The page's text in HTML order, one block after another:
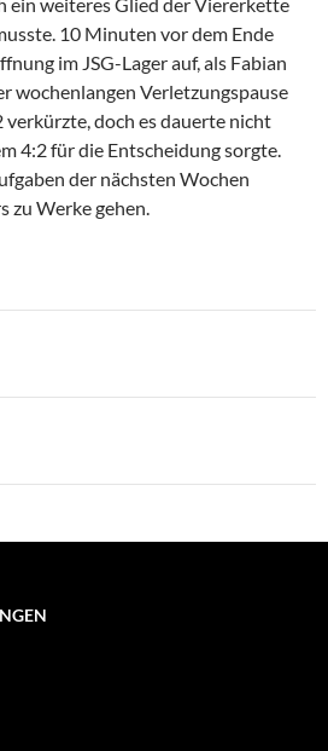
10 Minuten vor dem Ende
im JSG-Lager auf, als Fabian
wochenlangen Verletzungspause
doch es dauerte nicht
4:2 für die Entscheidung sorgte.
der nächsten Wochen
zu Werke gehen.